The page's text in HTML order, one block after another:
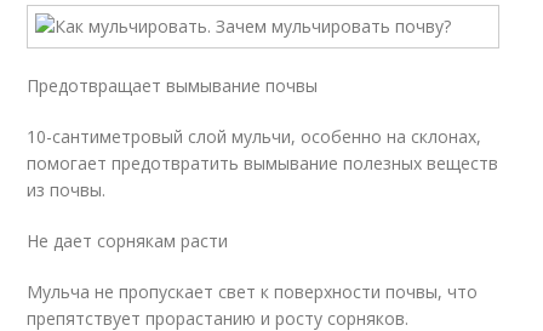
Предотвращает вымывание почвы
10-сантиметровый слой мульчи, особенно на склонах,
помогает предотвратить вымывание полезных веществ
из почвы.
Не дает сорнякам расти
Мульча не пропускает свет к поверхности почвы, что
препятствует прорастанию и росту сорняков.